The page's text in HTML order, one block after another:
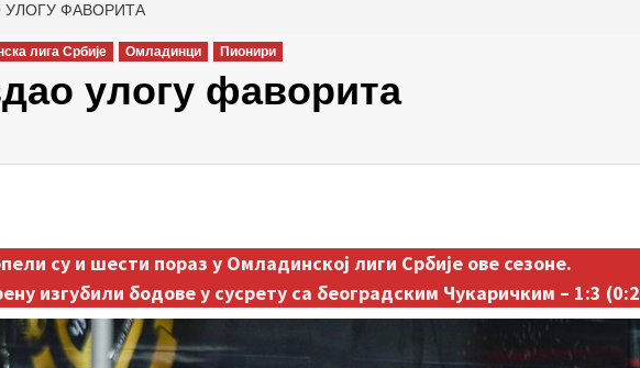
УЛОГУ ФАВОРИТА
лига Србије Омладинци Пионири
улогу фаворита
су и шести пораз у Омладинској лиги Србије ове сезоне.
изгубили бодове у сусрету са београдским Чукаричким – 1:3